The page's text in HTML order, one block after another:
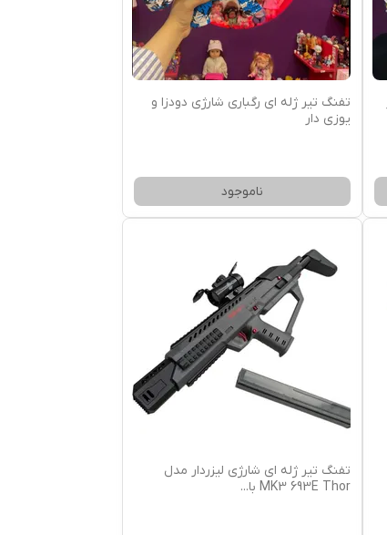
تفنگ تیر ژله ای رگباری شارژی دودزا و
یوزی دار
ناموجود
تفنگ تیر ژله ای شارژی لیزردار مدل
MK3 693E Thor با
...